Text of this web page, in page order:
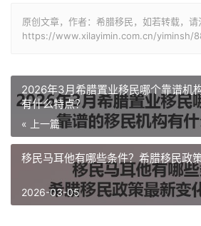
原创文章，作者：希腊移民，如若转载，请
https://www.xilayimin.com.cn/yiminsh/
2026年3月希腊置业移民哪个靠谱机
有什么特点？
« 上一篇
移民马耳他有哪些条件？希腊移民政
2026-03-05